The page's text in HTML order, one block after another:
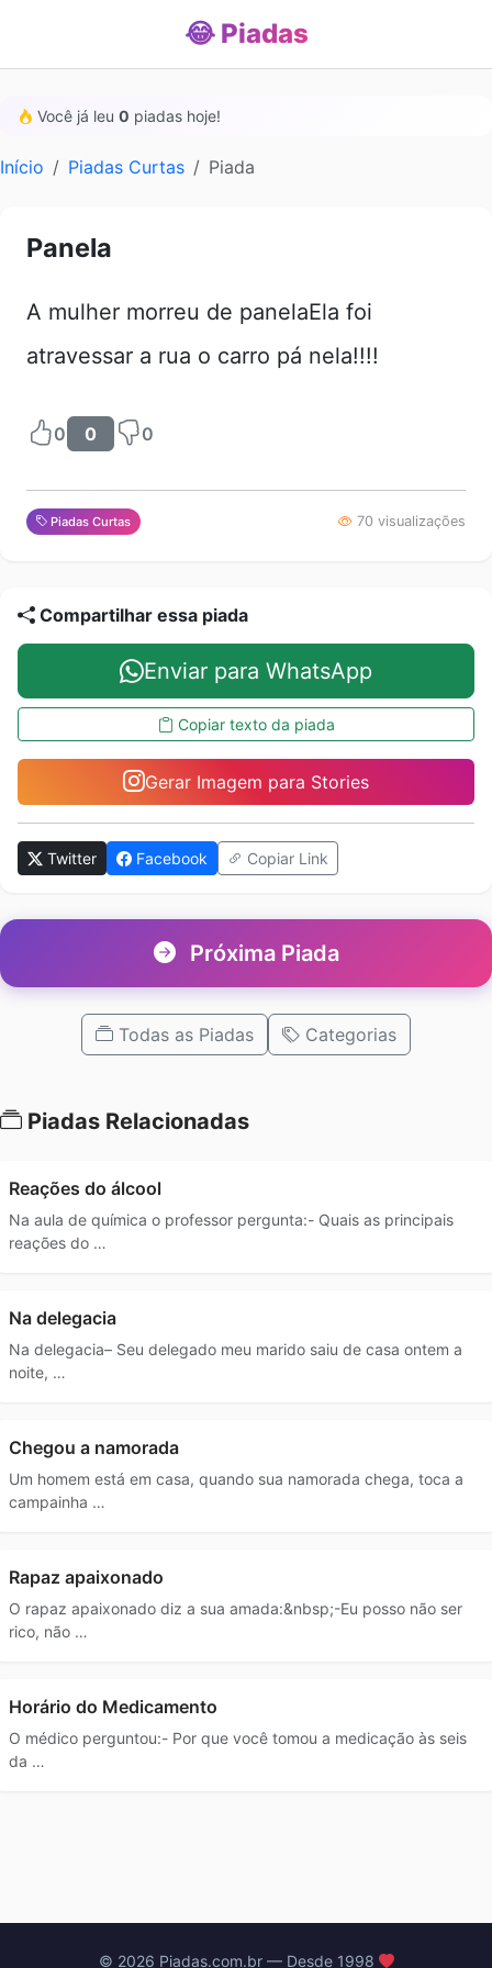
😂 Piadas
Você já leu 0 piadas hoje!
Início Piadas Curtas Piada
Panela
A mulher morreu de panelaEla foi
atravessar a rua o carro pá nela!!!!
0 0 0
Piadas Curtas 70 visualizações
Compartilhar essa piada
Enviar para WhatsApp
Copiar texto da piada
Gerar Imagem para Stories
Twitter Facebook Copiar Link
Próxima Piada
Todas as Piadas Categorias
Piadas Relacionadas
Reações do álcool
Na aula de química o professor pergunta:- Quais as principais
reações do …
Na delegacia
Na delegacia– Seu delegado meu marido saiu de casa ontem a
noite, …
Chegou a namorada
Um homem está em casa, quando sua namorada chega, toca a
campainha …
Rapaz apaixonado
O rapaz apaixonado diz a sua amada:&nbsp;-Eu posso não ser
rico, não …
Horário do Medicamento
O médico perguntou:- Por que você tomou a medicação às seis
da …
© 2026 Piadas.com.br — Desde 1998